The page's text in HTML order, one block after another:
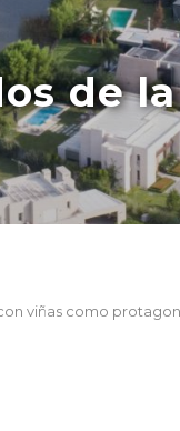
de
viñas como